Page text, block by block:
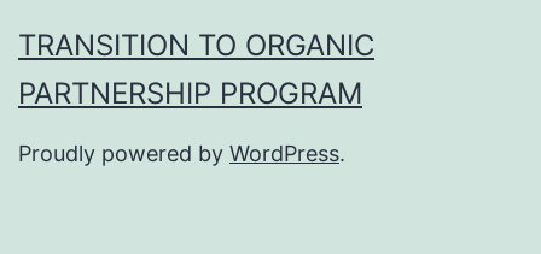
TRANSITION TO ORGANIC
PARTNERSHIP PROGRAM
Proudly powered by WordPress.